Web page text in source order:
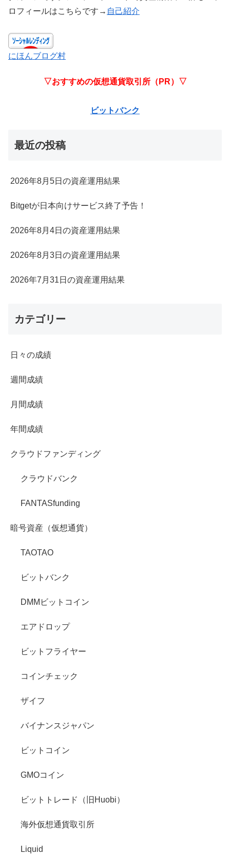
ロフィールはこちらです→ 自己紹介
にほんブログ村
▽おすすめの仮想通貨取引所（PR）▽
ビットバンク
最近の投稿
2026年8月5日の資産運用結果
Bitgetが日本向けサービス終了予告！
2026年8月4日の資産運用結果
2026年8月3日の資産運用結果
2026年7月31日の資産運用結果
カテゴリー
日々の成績
週間成績
月間成績
年間成績
クラウドファンディング
クラウドバンク
FANTASfunding
暗号資産（仮想通貨）
TAOTAO
ビットバンク
DMMビットコイン
エアドロップ
ビットフライヤー
コインチェック
ザイフ
バイナンスジャパン
ビットコイン
GMOコイン
ビットトレード（旧Huobi）
海外仮想通貨取引所
Liquid